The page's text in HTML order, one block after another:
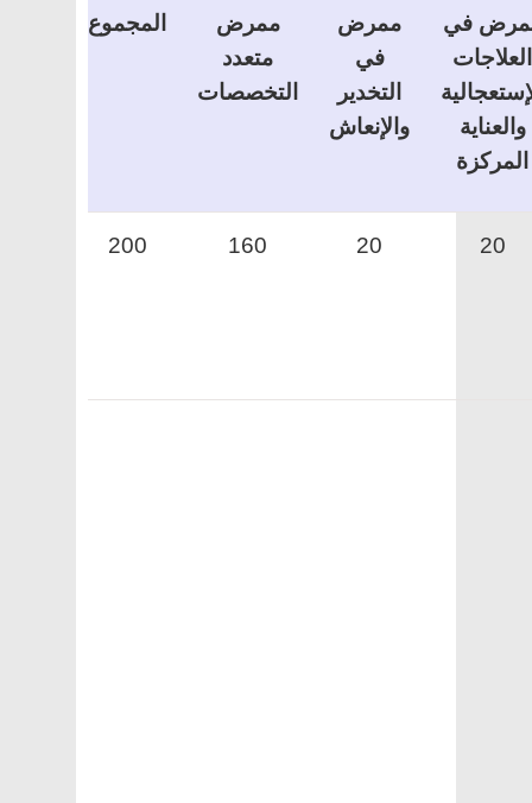
المجموع
ممرض
متعدد
التخصصات
ممرض
في
التخدير
والإنعاش
في
العلاجات
والعناية
المركزة
200 160 20 20